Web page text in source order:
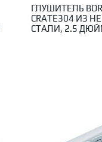
ГЛУШИТЕЛЬ
CRATE304 ИЗ
СТАЛИ, 2.5